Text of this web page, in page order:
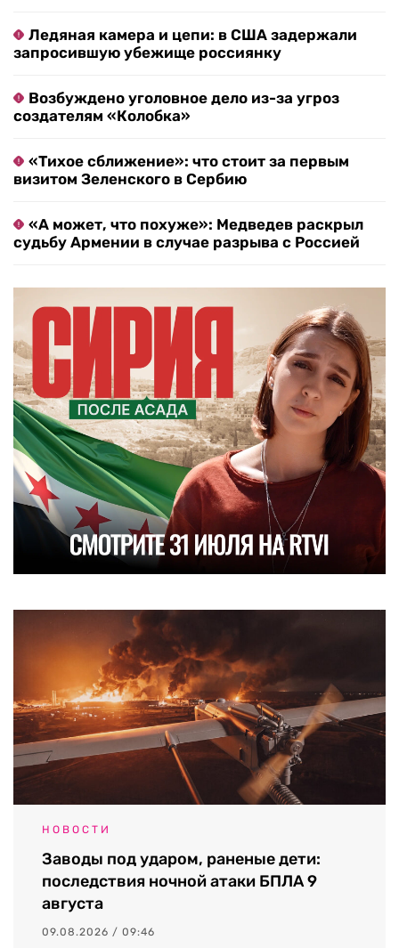
Ледяная камера и цепи: в США задержали
запросившую убежище россиянку
Возбуждено уголовное дело из-за угроз
создателям «Колобка»
«Тихое сближение»: что стоит за первым
визитом Зеленского в Сербию
«А может, что похуже»: Медведев раскрыл
судьбу Армении в случае разрыва с Россией
НОВОСТИ
Заводы под ударом, раненые дети:
последствия ночной атаки БПЛА 9
августа
09.08.2026 / 09:46